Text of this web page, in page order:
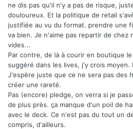
ne dis pas qu'il n'y a pas de risque,
douloureux. Et la politique de retail
justifiée au vu du format. prendre une
va bien. Je n'aime pas repartir de chez
vides...
Par contre, de là à courir en boutique
suggéré dans les lives, j'y crois moyen.
J'espère juste que ce ne sera pas des
créer une rareté.
Pas (encore) pledge, on verra si je
de plus près. ça manque d'un poil de
avec le deck. Ce n'est pas du tout un
compris, d'ailleurs.